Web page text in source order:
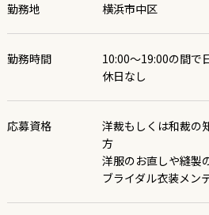
勤務地 横浜市中区
勤務時間
10:00～19:00の間
休日なし
応募資格
洋裁もしくは和裁の
方
洋服のお直しや縫製
ブライダル衣装メン